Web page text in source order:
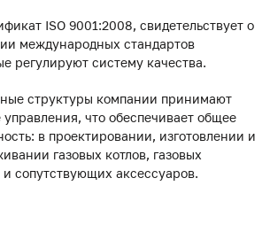
ISO 9001:2008, свидетельствует о
международных стандартов
регулируют систему качества.
структуры компании принимают
управления, что обеспечивает общее
в проектировании, изготовлении и
газовых котлов, газовых
и сопутствующих аксессуаров.